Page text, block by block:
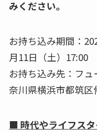
みください。
お持ち込み期間：
月11日（土）17:00
お持ち込み先：フ
奈川県横浜市都筑区
■ 時代やライフス